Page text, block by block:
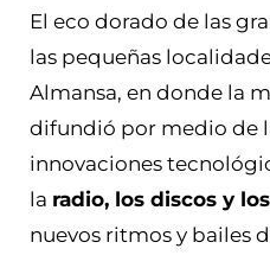
El eco dorado de las
las pequeñas
Almansa, en donde la
difundió por medio de
innovaciones
la radio, los discos y
nuevos ritmos y bailes